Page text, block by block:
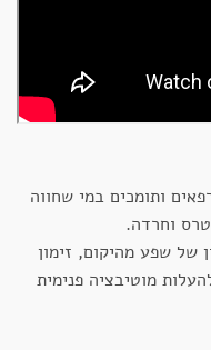
ותומכים במי שחווה
וחרדה.
של שפע מהיקום, זימון
מוטיבציה פנימית